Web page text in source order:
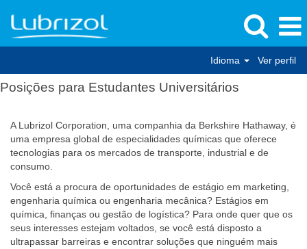
Idioma Ver perfil
Posições para Estudantes Universitários
A Lubrizol Corporation, uma companhia da Berkshire Hathaway, é
uma empresa global de especialidades químicas que oferece
tecnologias para os mercados de transporte, industrial e de
consumo.
Você está a procura de oportunidades de estágio em marketing,
engenharia química ou engenharia mecânica? Estágios em
química, finanças ou gestão de logística? Para onde quer que os
seus interesses estejam voltados, se você está disposto a
ultrapassar barreiras e encontrar soluções que ninguém mais